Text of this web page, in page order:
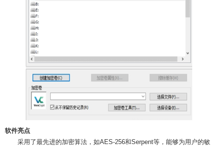
软件亮点
采用了最先进的加密算法，如AES-256和Serpent等，能够为用户的敏